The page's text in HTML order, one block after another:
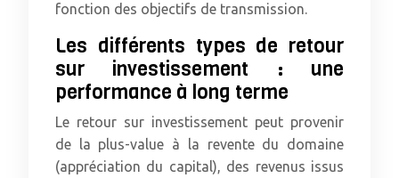
fonction des objectifs de transmission.
Les différents types de retour
sur investissement : une
performance à long terme
Le retour sur investissement peut provenir
de la plus-value à la revente du domaine
(appréciation du capital), des revenus issus